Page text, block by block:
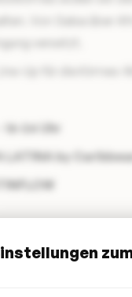
16-24 Uhr
LATINA by